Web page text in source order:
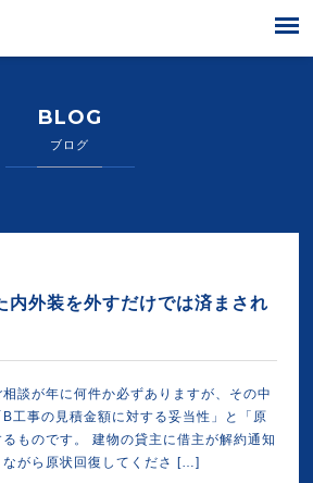
BLOG
ブログ
内外装を外すだけでは済まされ
談が年に何件か必ずありますが、その中
工事の見積金額に対する妥当性」と「原
ものです。 建物の貸主に借主が解約通知
ながら原状回復してくださ […]